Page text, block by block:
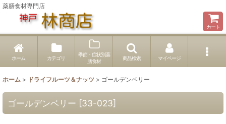
薬膳食材専門店
カート
ホーム カテゴリ
季節・症状別薬
膳食材
商品検索 マイページ
ホーム > ドライフルーツ＆ナッツ > ゴールデンベリー
ゴールデンベリー [33-023]